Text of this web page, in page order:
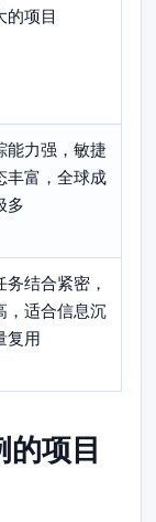
的项目
能力强，敏捷
丰富，全球成
多
务结合紧密，
，适合信息沉
复用
项目